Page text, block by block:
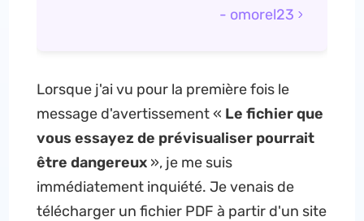
- omorel23
Lorsque j'ai vu pour la première fois le
message d'avertissement « Le fichier que
vous essayez de prévisualiser pourrait
être dangereux», je me suis
immédiatement inquiété. Je venais de
télécharger un fichier PDF à partir d'un site